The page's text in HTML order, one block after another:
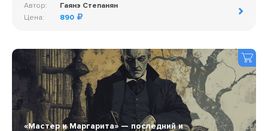
Автор:
Гаянэ Степанян
Цена:
890
«Мастер и Маргарита» — последний и